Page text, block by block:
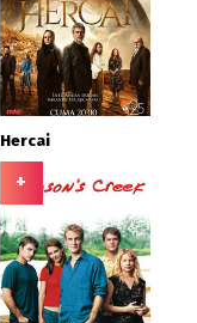
Hercai
+